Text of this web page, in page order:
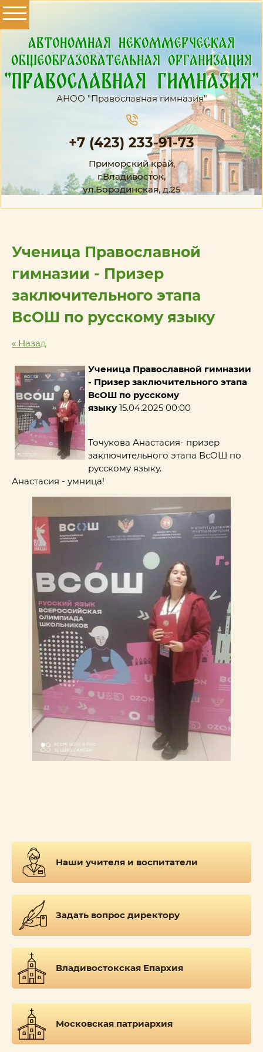
АНОО "Православная гимназия"
+7 (423) 233-91-73
Приморский край,
г.Владивосток,
ул.Бородинская, д.25
Наши учителя и воспитатели
Задать вопрос директору
Владивостокская Епархия
Московская патриархия
Ученица Православной
гимназии - Призер
заключительного этапа
ВсОШ по русскому языку
« Назад
Ученица Православной гимназии
- Призер заключительного этапа
ВсОШ по русскому
языку 15.04.2025 00:00
Точукова Анастасия- призер
заключительного этапа ВсОШ по
русскому языку.
Анастасия - умница!